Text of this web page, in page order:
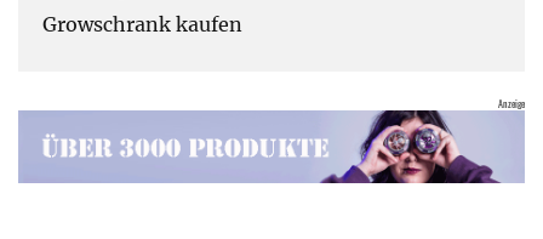
Growschrank kaufen